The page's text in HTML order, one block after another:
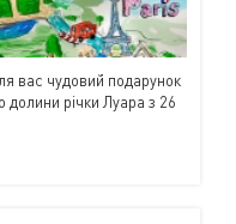
вас чудовий подарунок
долини річки Луара з 26